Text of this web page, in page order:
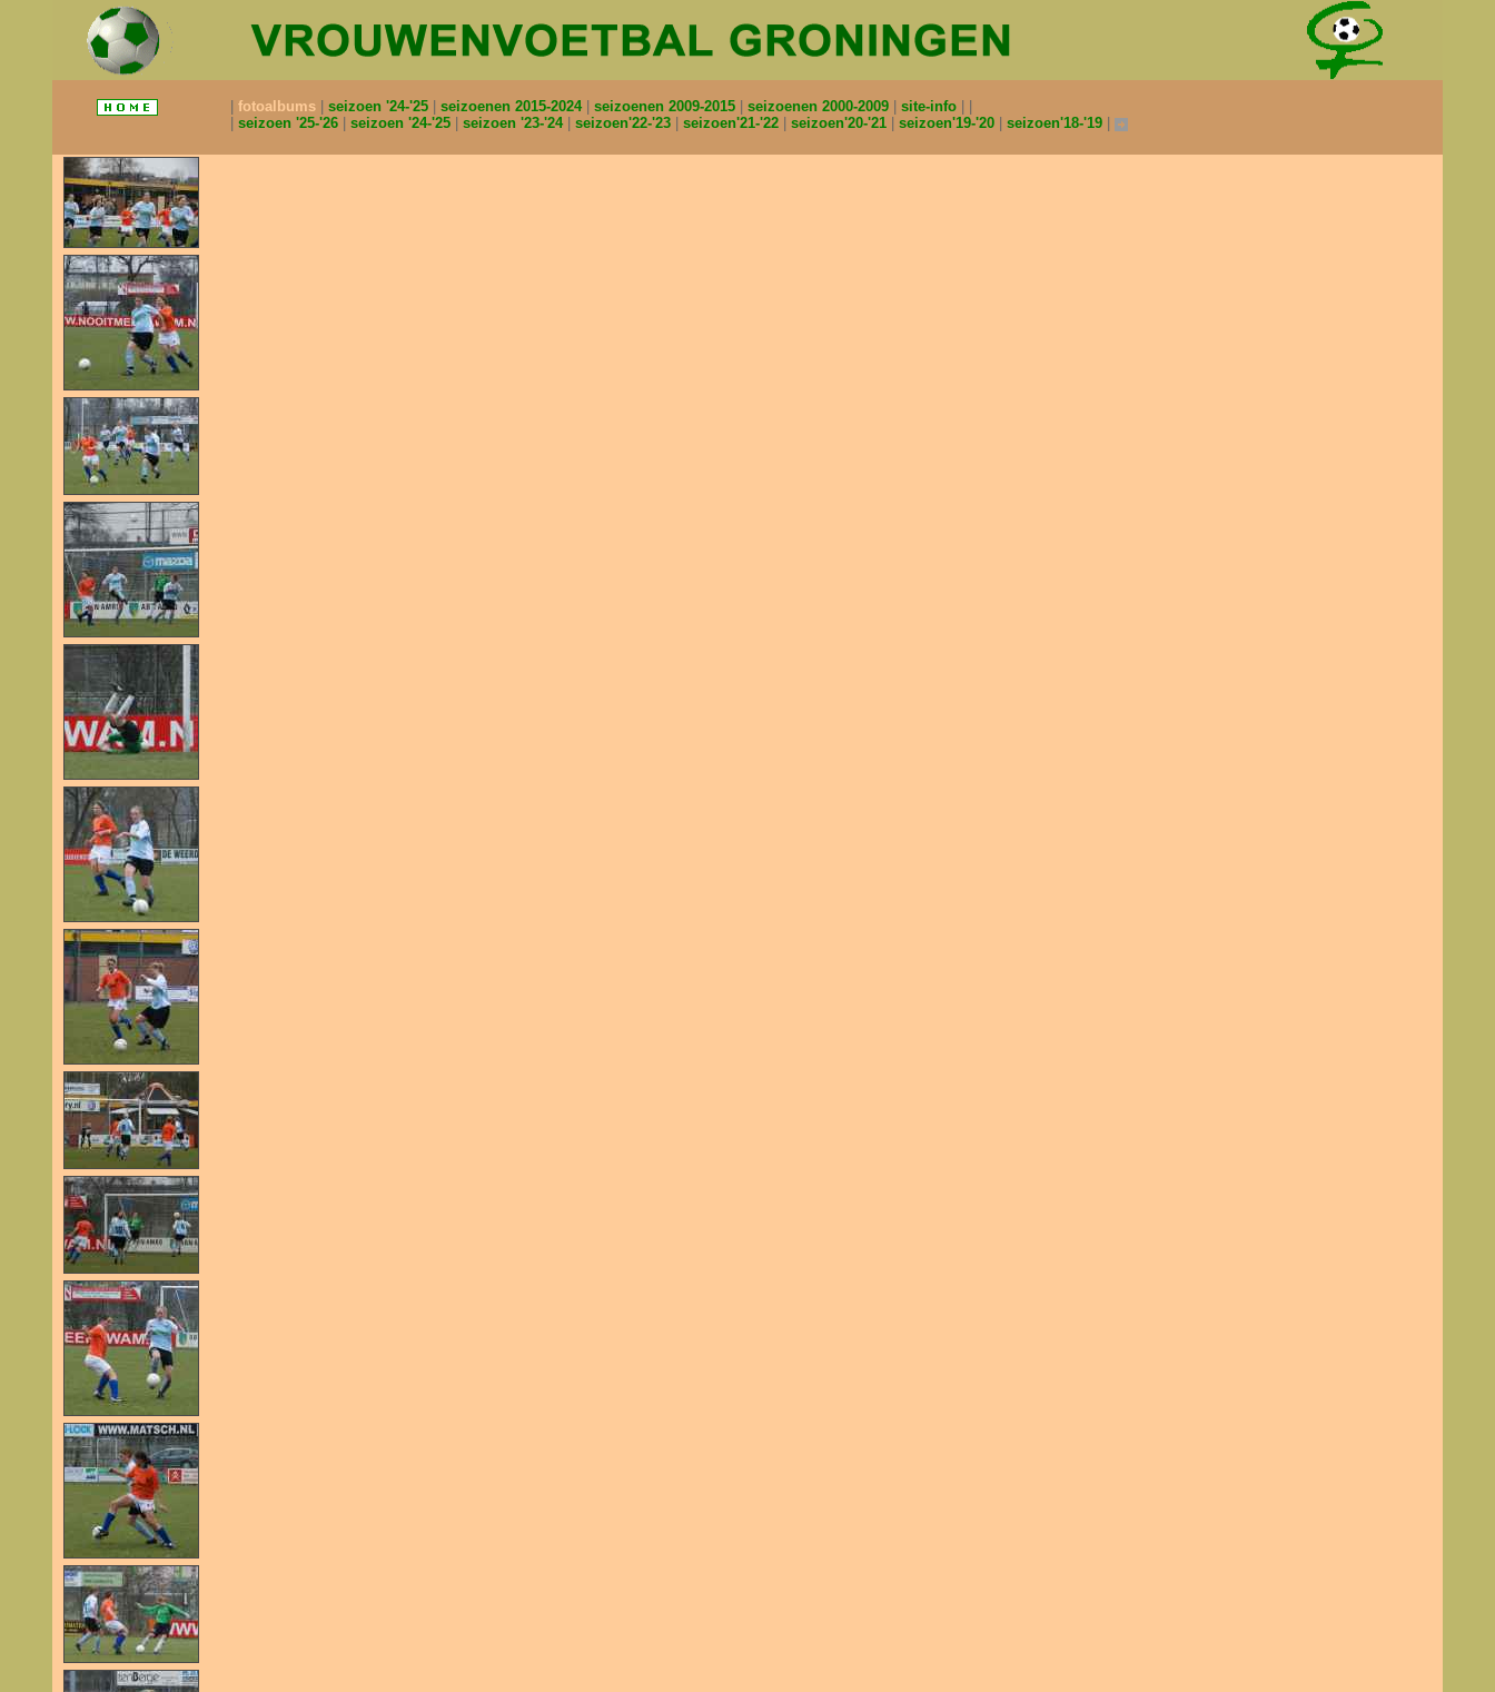
fotoalbums seizoen '24-'25 seizoenen 2015-2024 seizoenen 2009-2015 seizoenen 2000-2009
site-info
seizoen '25-'26
seizoen '24-'25 seizoen '23-'24 seizoen'22-'23 seizoen'21-'22 seizoen'20-'21 seizoen'19-'20 seizoen'18-'19